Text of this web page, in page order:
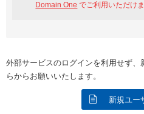
Domain One でご利用いただけま
外部サービスのログインを利用せず
らからお願いいたします。
新規ユー